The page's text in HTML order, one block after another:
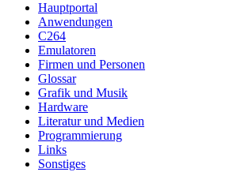
Hauptportal
Anwendungen
C264
Emulatoren
Firmen und Personen
Glossar
Grafik und Musik
Hardware
Literatur und Medien
Programmierung
Links
Sonstiges